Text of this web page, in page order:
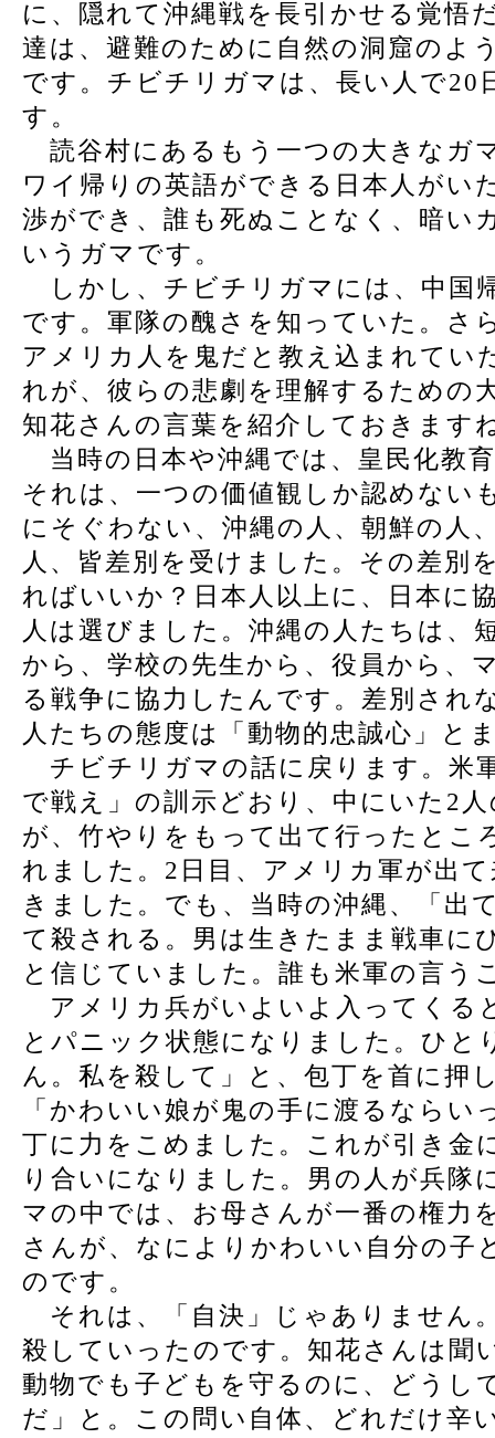
に、隠れて沖縄戦を長引かせる覚悟
達は、避難のために自然の洞窟のよ
です。チビチリガマは、長い人で20
す。
読谷村にあるもう一つの大きなガ
ワイ帰りの英語ができる日本人がい
渉ができ、誰も死ぬことなく、暗い
いうガマです。
しかし、チビチリガマには、中国
です。軍隊の醜さを知っていた。さ
アメリカ人を鬼だと教え込まれてい
れが、彼らの悲劇を理解するための
知花さんの言葉を紹介しておきます
当時の日本や沖縄では、皇民化教
それは、一つの価値観しか認めない
にそぐわない、沖縄の人、朝鮮の人
人、皆差別を受けました。その差別
ればいいか？日本人以上に、日本に
人は選びました。沖縄の人たちは、
から、学校の先生から、役員から、
る戦争に協力したんです。差別され
人たちの態度は「動物的忠誠心」と
チビチリガマの話に戻ります。米
で戦え」の訓示どおり、中にいた2
が、竹やりをもって出て行ったとこ
れました。2日目、アメリカ軍が出
きました。でも、当時の沖縄、「出
て殺される。男は生きたまま戦車に
と信じていました。誰も米軍の言う
アメリカ兵がいよいよ入ってくる
とパニック状態になりました。ひと
ん。私を殺して」と、包丁を首に押
「かわいい娘が鬼の手に渡るならい
丁に力をこめました。これが引き金
り合いになりました。男の人が兵隊
マの中では、お母さんが一番の権力
さんが、なによりかわいい自分の子
のです。
それは、「自決」じゃありません
殺していったのです。知花さんは聞
動物でも子どもを守るのに、どうし
だ」と。この問い自体、どれだけ辛